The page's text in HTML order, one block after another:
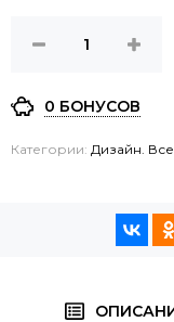
0 БОНУСОВ
Категории: Дизайн.